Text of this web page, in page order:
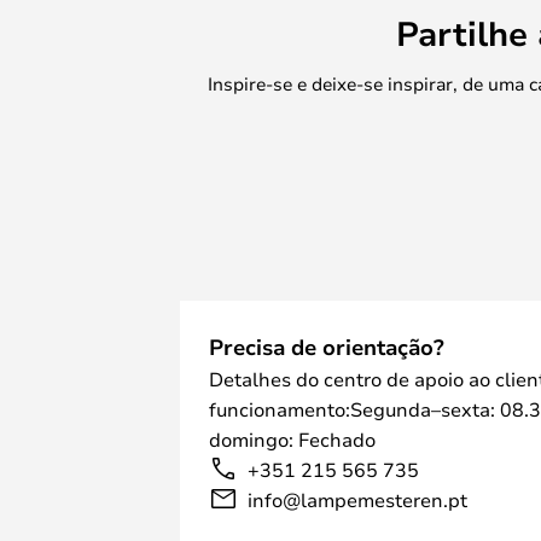
Partilhe
Inspire-se e deixe-se inspirar, de uma
Precisa de orientação?
Detalhes do centro de apoio ao
funcionamento:Segunda–sexta:
domingo: Fechado
+351 215 565 735
info@lampemesteren.pt